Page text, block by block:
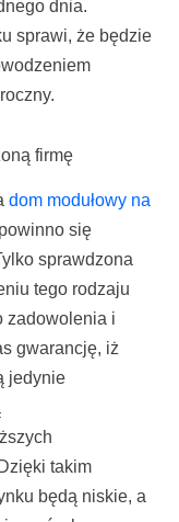
dnia.
sprawi, że będzie
firmę
dom modułowy na
się
sprawdzona
tego rodzaju
zadowolenia i
gwarancję, iż
jedynie
takim
będą niskie, a